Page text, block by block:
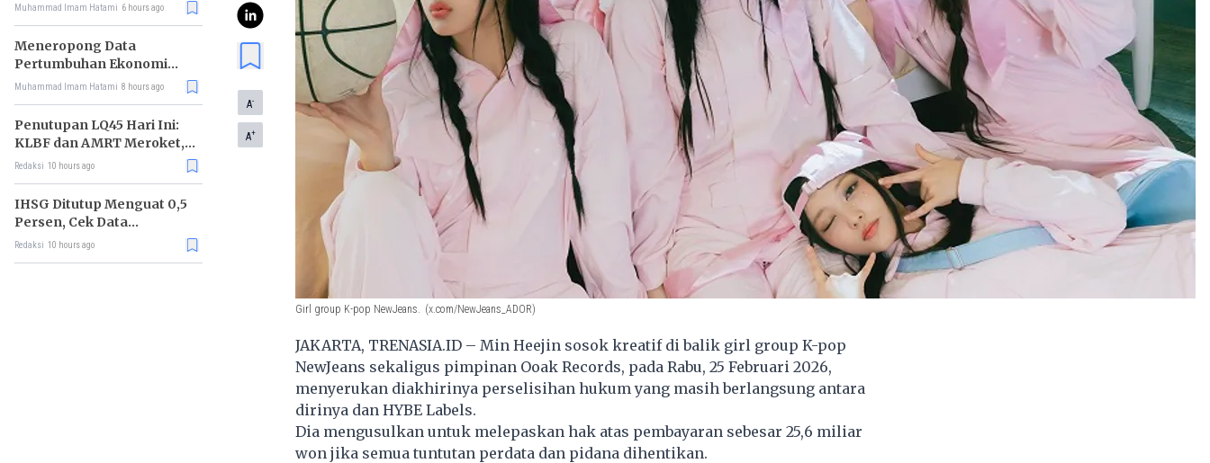
Muhammad Imam Hatami 6 hours ago
Meneropong Data
Pertumbuhan Ekonomi
Kuartal II 2026
Muhammad Imam Hatami 8 hours ago
Penutupan LQ45 Hari Ini:
KLBF dan AMRT Meroket,
MAPI Tiarap
Redaksi 10 hours ago
IHSG Ditutup Menguat 0,5
Persen, Cek Data
Lengkapnya
Redaksi 10 hours ago
A-
A+
Girl group K-pop NewJeans. (x.com/NewJeans_ADOR)
JAKARTA, TRENASIA.ID – Min Heejin sosok kreatif di balik girl group K-pop
NewJeans sekaligus pimpinan Ooak Records, pada Rabu, 25 Februari 2026,
menyerukan diakhirinya perselisihan hukum yang masih berlangsung antara
dirinya dan HYBE Labels.
Dia mengusulkan untuk melepaskan hak atas pembayaran sebesar 25,6 miliar
won jika semua tuntutan perdata dan pidana dihentikan.